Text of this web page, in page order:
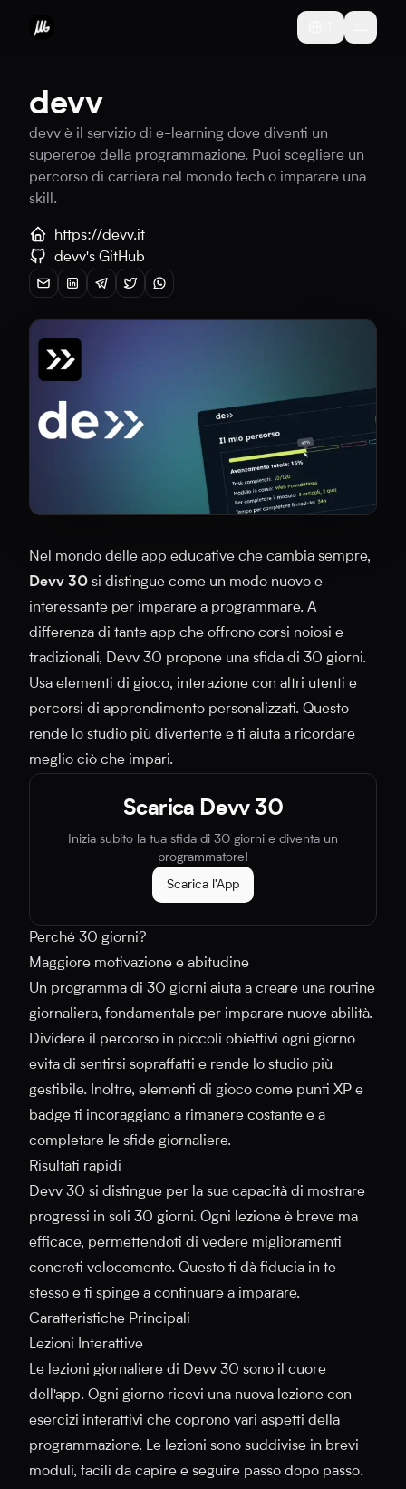
devv
devv è il servizio di e-learning dove diventi un
supereroe della programmazione. Puoi scegliere un
percorso di carriera nel mondo tech o imparare una
skill.
https://devv.it
devv's GitHub
Nel mondo delle app educative che cambia sempre,
Devv 30 si distingue come un modo nuovo e
interessante per imparare a programmare. A
differenza di tante app che offrono corsi noiosi e
tradizionali, Devv 30 propone una sfida di 30 giorni.
Usa elementi di gioco, interazione con altri utenti e
percorsi di apprendimento personalizzati. Questo
rende lo studio più divertente e ti aiuta a ricordare
meglio ciò che impari.
Scarica Devv 30
Inizia subito la tua sfida di 30 giorni e diventa un
programmatore!
Scarica l'App
Perché 30 giorni?
Maggiore motivazione e abitudine
Un programma di 30 giorni aiuta a creare una routine
giornaliera, fondamentale per imparare nuove abilità.
Dividere il percorso in piccoli obiettivi ogni giorno
evita di sentirsi sopraffatti e rende lo studio più
gestibile. Inoltre, elementi di gioco come punti XP e
badge ti incoraggiano a rimanere costante e a
completare le sfide giornaliere.
Risultati rapidi
Devv 30 si distingue per la sua capacità di mostrare
progressi in soli 30 giorni. Ogni lezione è breve ma
efficace, permettendoti di vedere miglioramenti
concreti velocemente. Questo ti dà fiducia in te
stesso e ti spinge a continuare a imparare.
Caratteristiche Principali
Lezioni Interattive
Le lezioni giornaliere di Devv 30 sono il cuore
dell'app. Ogni giorno ricevi una nuova lezione con
esercizi interattivi che coprono vari aspetti della
programmazione. Le lezioni sono suddivise in brevi
moduli, facili da capire e seguire passo dopo passo.